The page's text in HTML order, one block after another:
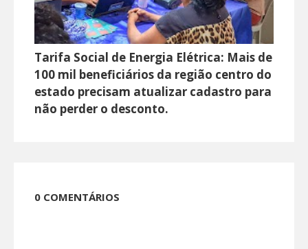
Tarifa Social de Energia Elétrica: Mais de
100 mil beneficiários da região centro do
estado precisam atualizar cadastro para
não perder o desconto.
0 COMENTÁRIOS